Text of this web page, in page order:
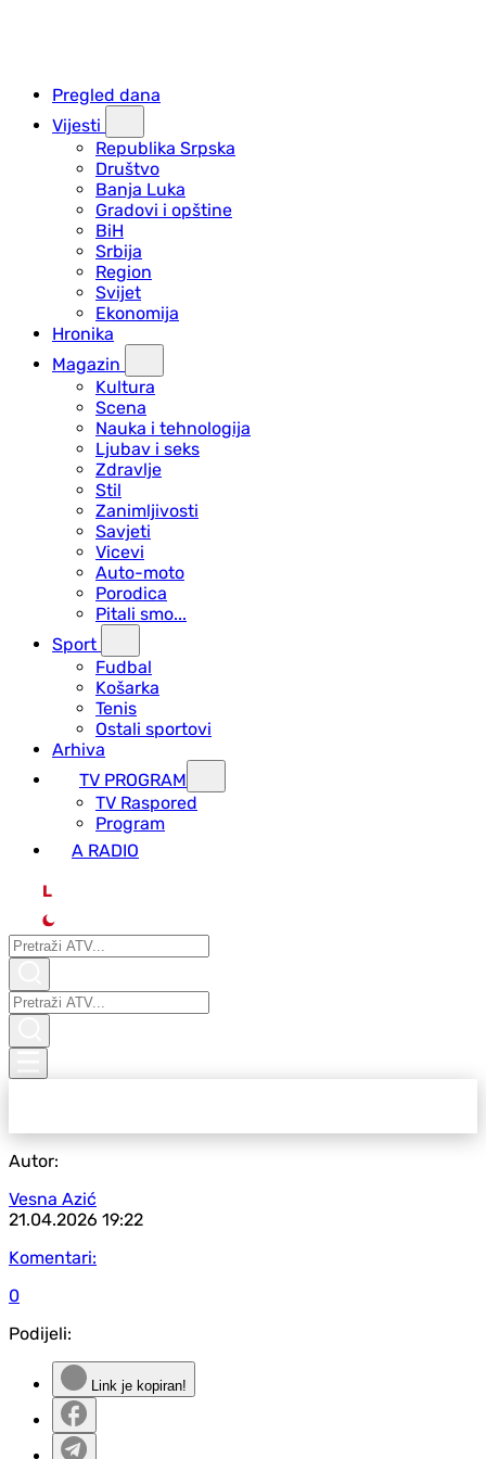
Pregled dana
Vijesti
Republika Srpska
Društvo
Banja Luka
Gradovi i opštine
BiH
Srbija
Region
Svijet
Ekonomija
Hronika
Magazin
Kultura
Scena
Nauka i tehnologija
Ljubav i seks
Zdravlje
Stil
Zanimljivosti
Savjeti
Vicevi
Auto-moto
Porodica
Pitali smo...
Sport
Fudbal
Košarka
Tenis
Ostali sportovi
Arhiva
TV PROGRAM
ТV Raspored
Program
A RADIO
L
Autor:
Vesna Azić
21.04.2026 19:22
Komentari:
0
Podijeli:
Link je kopiran!